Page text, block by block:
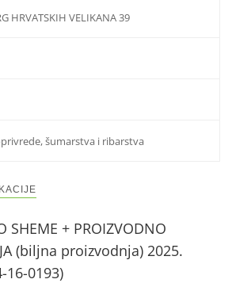
HRVATSKIH VELIKANA 39
šumarstva i ribarstva
SHEME + PROIZVODNO
(biljna proizvodnja) 2025.
16-0193)